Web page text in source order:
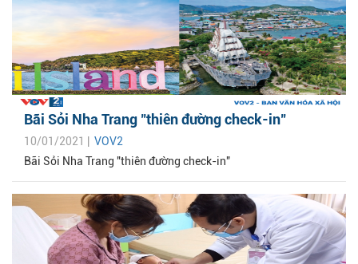
Bãi Sỏi Nha Trang "thiên đường check-in"
10/01/2021 | VOV2
Bãi Sỏi Nha Trang "thiên đường check-in"